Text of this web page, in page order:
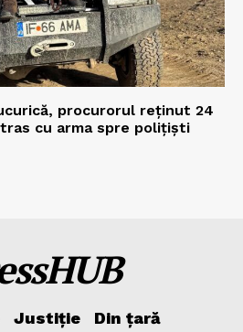
procurorul reținut 24
cu arma spre polițiști
Justiție
Din țară